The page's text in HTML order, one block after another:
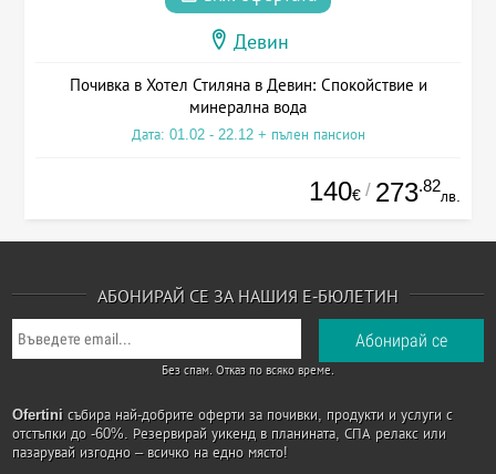
Девин
Почивка в Хотел Стиляна в Девин: Спокойствие и
минерална вода
Дата: 01.02 - 22.12 + пълен пансион
140€ / 273.82
лв.
АБОНИРАЙ СЕ ЗА НАШИЯ Е-БЮЛЕТИН
Без спам. Отказ по всяко време.
Ofertini събира най-добрите оферти за почивки, продукти и услуги с
отстъпки до -60%. Резервирай уикенд в планината, СПА релакс или
пазарувай изгодно – всичко на едно място!